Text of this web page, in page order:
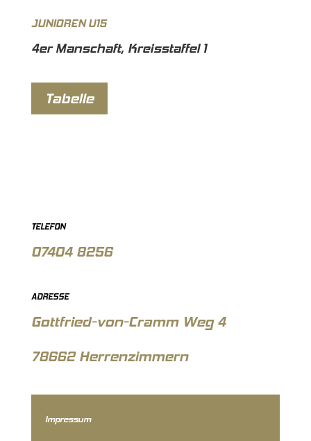
JUNIOREN U15
4er Manschaft, Kreisstaffel 1
Tabelle
TELEFON
07404 8256
ADRESSE
Gottfried-von-Cramm Weg 4
78662 Herrenzimmern
Impressum